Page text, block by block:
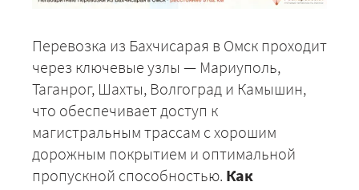
Перевозка из Бахчисарая в Омск проходит
через ключевые узлы — Мариуполь,
Таганрог, Шахты, Волгоград и Камышин,
что обеспечивает доступ к
магистральным трассам с хорошим
дорожным покрытием и оптимальной
пропускной способностью. Как